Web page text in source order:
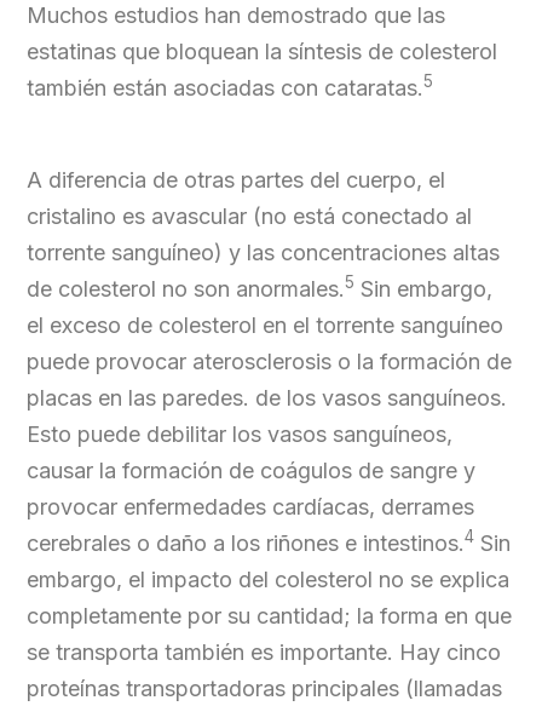
Muchos estudios han demostrado que las
estatinas que bloquean la síntesis de colesterol
también están asociadas con cataratas.5
A diferencia de otras partes del cuerpo, el
cristalino es avascular (no está conectado al
torrente sanguíneo) y las concentraciones altas
de colesterol no son anormales.5 Sin embargo,
el exceso de colesterol en el torrente sanguíneo
puede provocar aterosclerosis o la formación de
placas en las paredes. de los vasos sanguíneos.
Esto puede debilitar los vasos sanguíneos,
causar la formación de coágulos de sangre y
provocar enfermedades cardíacas, derrames
cerebrales o daño a los riñones e intestinos.4 Sin
embargo, el impacto del colesterol no se explica
completamente por su cantidad; la forma en que
se transporta también es importante. Hay cinco
proteínas transportadoras principales (llamadas